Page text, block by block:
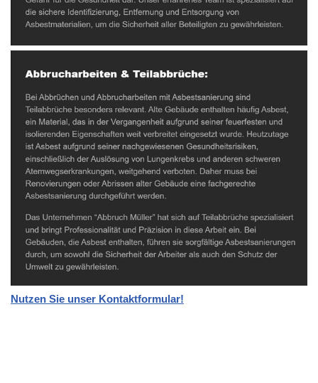
Nutzen Sie unser Kontaktformular!